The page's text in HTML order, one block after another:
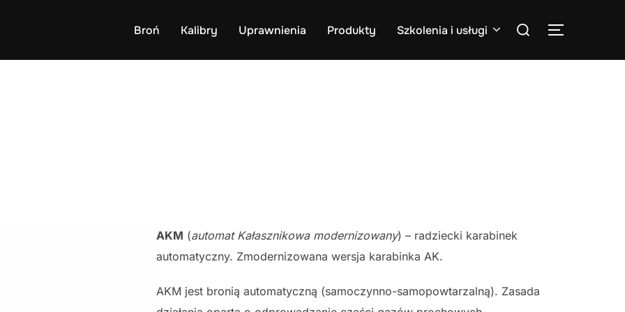
Broń Kalibry Uprawnienia Produkty Szkolenia i usługi
Search
TOGGLE
AKM (automat Kałasznikowa modernizowany) – radziecki karabinek
automatyczny. Zmodernizowana wersja karabinka AK.
AKM jest bronią automatyczną (samoczynno-samopowtarzalną). Zasada